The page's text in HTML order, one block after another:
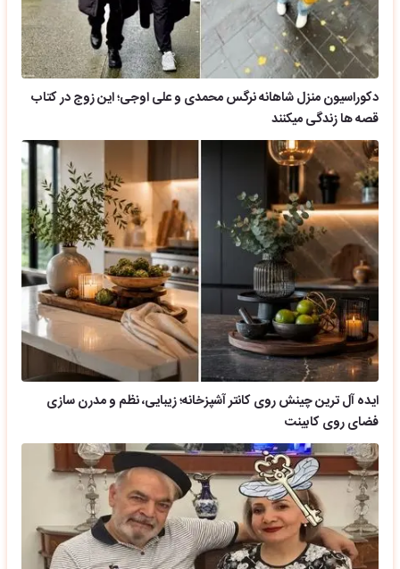
دکوراسیون منزل شاهانه نرگس محمدی و علی اوجی؛ این زوج در کتاب
قصه ها زندگی میکنند
ایده آل ترین چینش روی کانتر آشپزخانه؛ زیبایی، نظم و مدرن سازی
فضای روی کابینت